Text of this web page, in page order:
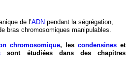
de l’ADN pendant la ségrégation,
bras chromosomiques manipulables.
chromosomique, les condensines et
sont étudiées dans des chapitres